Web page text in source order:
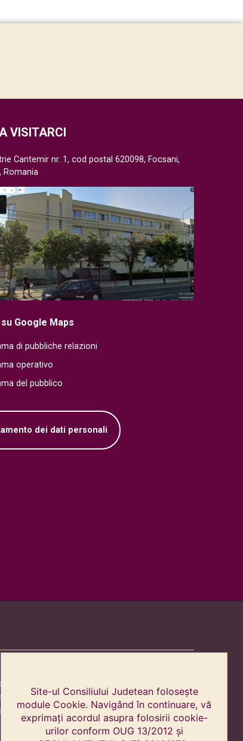
VISITARCI
Cantemir nr. 1, cod postal 620098, Focsani,
Romania
Google Maps
di pubbliche relazioni
operativo
del pubblico
dei dati personali
Consumatorilor
Site-ul Consiliului Judetean folosește
module Cookie. Navigând în continuare, vă
exprimați acordul asupra folosirii cookie-
urilor conform OUG 13/2012 și